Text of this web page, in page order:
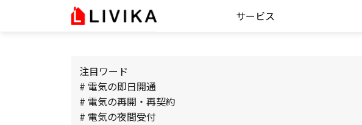
サービス
注目ワード
# 電気の即日開通
# 電気の再開・再契約
# 電気の夜間受付